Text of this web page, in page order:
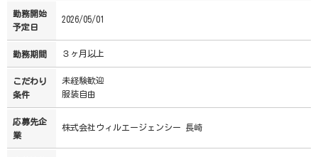
勤務開始
予定日
2026/05/01
勤務期間 ３ヶ月以上
こだわり
条件
未経験歓迎
服装自由
応募先企
業
株式会社ウィルエージェンシー 長崎